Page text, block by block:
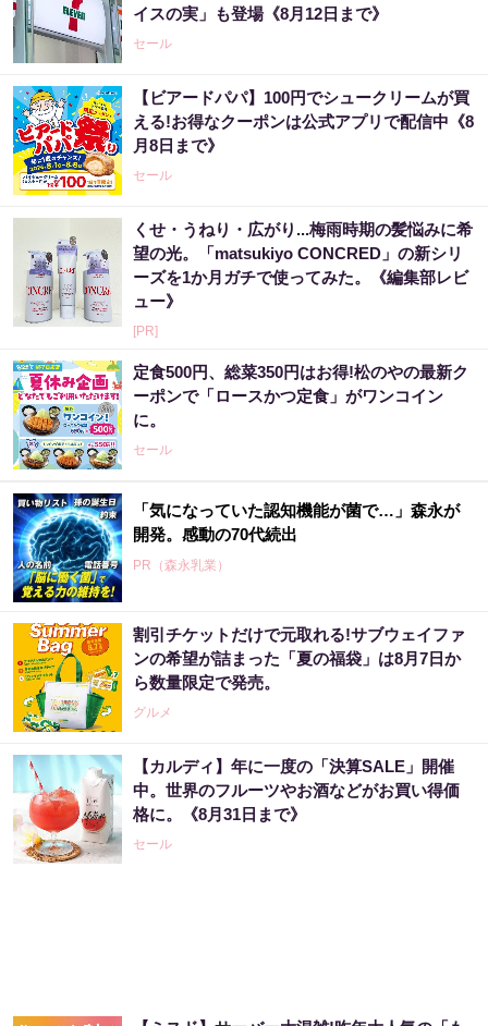
イスの実」も登場《8月12日まで》
セール
【ビアードパパ】100円でシュークリームが買
える!お得なクーポンは公式アプリで配信中《8
月8日まで》
セール
くせ・うねり・広がり...梅雨時期の髪悩みに希
望の光。「matsukiyo CONCRED」の新シリ
ーズを1か月ガチで使ってみた。《編集部レビ
ュー》
[PR]
定食500円、総菜350円はお得!松のやの最新ク
ーポンで「ロースかつ定食」がワンコイン
に。
セール
「気になっていた認知機能が菌で…」森永が
開発。感動の70代続出
PR（森永乳業）
“宝くじは運じゃなかった”当たる人の“共通
点”を知っただけ
「宝くじ、運じゃなかった」当たる人は“同じ
こと”してる
PR（合同会社デジタルファーム ）
割引チケットだけで元取れる!サブウェイファ
ンの希望が詰まった「夏の福袋」は8月7日か
ら数量限定で発売。
グルメ
【カルディ】年に一度の「決算SALE」開催
中。世界のフルーツやお酒などがお買い得価
格に。《8月31日まで》
セール